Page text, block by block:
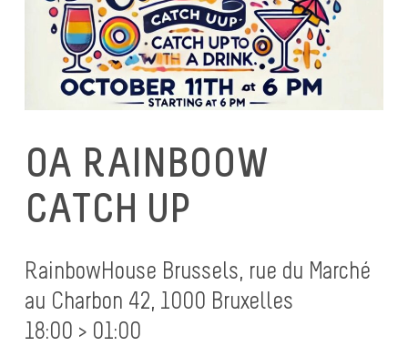
OA RAINBOOW
CATCH UP
RainbowHouse Brussels, rue du Marché
au Charbon 42, 1000 Bruxelles
18:00 > 01:00